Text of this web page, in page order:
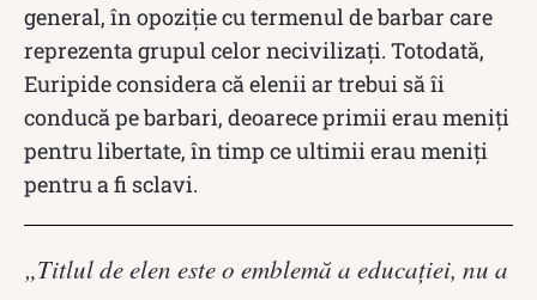
general, în opoziție cu termenul de barbar care
reprezenta grupul celor necivilizați. Totodată,
Euripide considera că elenii ar trebui să îi
conducă pe barbari, deoarece primii erau meniți
pentru libertate, în timp ce ultimii erau meniți
pentru a fi sclavi.
„Titlul de elen este o emblemă a educației, nu a